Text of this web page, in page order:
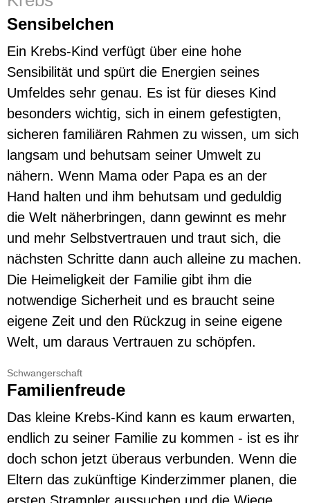
Sensibelchen
Ein Krebs-Kind verfügt über eine hohe
Sensibilität und spürt die Energien seines
Umfeldes sehr genau. Es ist für dieses Kind
besonders wichtig, sich in einem gefestigten,
sicheren familiären Rahmen zu wissen, um sich
langsam und behutsam seiner Umwelt zu
nähern. Wenn Mama oder Papa es an der
Hand halten und ihm behutsam und geduldig
die Welt näherbringen, dann gewinnt es mehr
und mehr Selbstvertrauen und traut sich, die
nächsten Schritte dann auch alleine zu machen.
Die Heimeligkeit der Familie gibt ihm die
notwendige Sicherheit und es braucht seine
eigene Zeit und den Rückzug in seine eigene
Welt, um daraus Vertrauen zu schöpfen.
Schwangerschaft
Familienfreude
Das kleine Krebs-Kind kann es kaum erwarten,
endlich zu seiner Familie zu kommen - ist es ihr
doch schon jetzt überaus verbunden. Wenn die
Eltern das zukünftige Kinderzimmer planen, die